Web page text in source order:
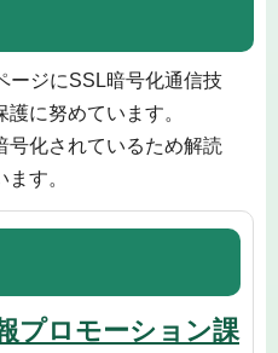
ジにSSL暗号化通信技
に努めています。
号化されているため解読
す。
プロモーション課